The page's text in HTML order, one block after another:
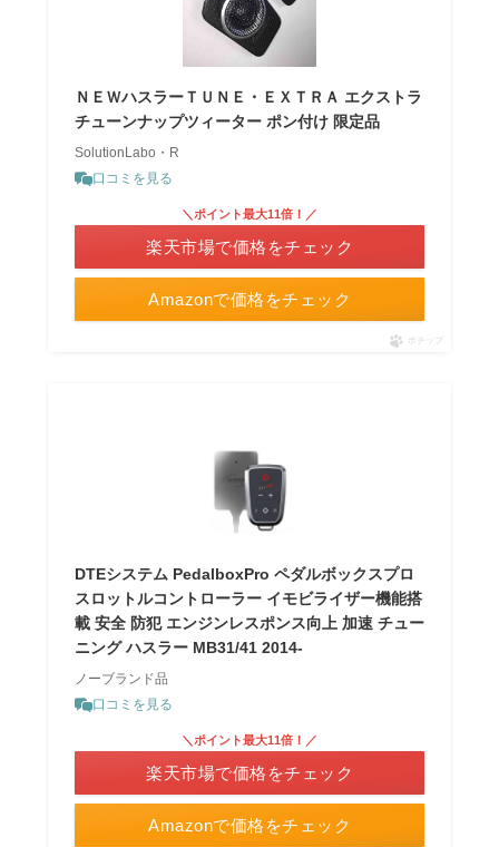
ＮＥＷハスラーＴＵＮＥ・ＥＸＴＲＡ エクストラ
チューンナップツィーター ポン付け 限定品
SolutionLabo・R
口コミを見る
Amazonで価格をチェック
＼ポイント最大11倍！／
楽天市場で価格をチェック
ポチップ
DTEシステム PedalboxPro ペダルボックスプロ
スロットルコントローラー イモビライザー機能搭
載 安全 防犯 エンジンレスポンス向上 加速 チュー
ニング ハスラー MB31/41 2014-
ノーブランド品
口コミを見る
Amazonで価格をチェック
＼ポイント最大11倍！／
楽天市場で価格をチェック